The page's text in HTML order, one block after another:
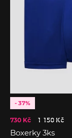
- 37%
730 Kč 1 150 Kč
Boxerky 3ks